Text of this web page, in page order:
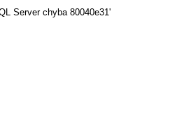
Server chyba 80040e31'